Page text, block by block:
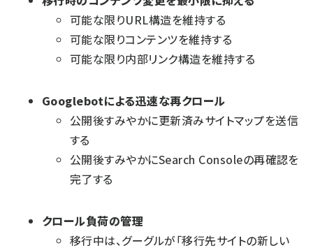
可能な限りURL構造を維持する
可能な限りコンテンツを維持する
可能な限り内部リンク構造を維持する
Googlebotによる迅速な再クロール
公開後すみやかに更新済みサイトマップを送信
する
公開後すみやかにSearch Consoleの再確認を
完了する
クロール負荷の管理
移行中は、グーグルが「移行先サイトの新しい